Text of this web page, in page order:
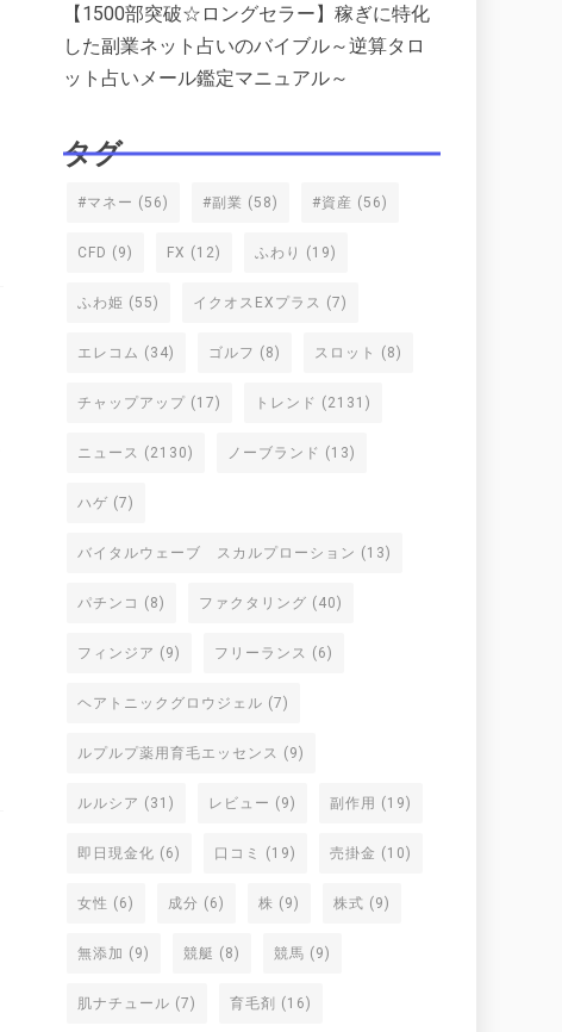
【1500部突破☆ロングセラー】稼ぎに特化
した副業ネット占いのバイブル～逆算タロ
ット占いメール鑑定マニュアル～
タグ
#マネー (56) #副業 (58) #資産 (56)
CFD (9) FX (12) ふわり (19)
ふわ姫 (55) イクオスEXプラス (7)
エレコム (34) ゴルフ (8) スロット (8)
チャップアップ (17) トレンド (2131)
ニュース (2130) ノーブランド (13)
ハゲ (7)
バイタルウェーブ スカルプローション (13)
パチンコ (8) ファクタリング (40)
フィンジア (9) フリーランス (6)
ヘアトニックグロウジェル (7)
ルプルプ薬用育毛エッセンス (9)
ルルシア (31) レビュー (9) 副作用 (19)
即日現金化 (6) 口コミ (19) 売掛金 (10)
女性 (6) 成分 (6) 株 (9) 株式 (9)
無添加 (9) 競艇 (8) 競馬 (9)
肌ナチュール (7) 育毛剤 (16)